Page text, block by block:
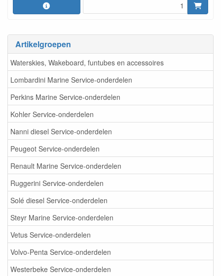
Artikelgroepen
Waterskies, Wakeboard, funtubes en accessoires
Lombardini Marine Service-onderdelen
Perkins Marine Service-onderdelen
Kohler Service-onderdelen
Nanni diesel Service-onderdelen
Peugeot Service-onderdelen
Renault Marine Service-onderdelen
Ruggerini Service-onderdelen
Solé diesel Service-onderdelen
Steyr Marine Service-onderdelen
Vetus Service-onderdelen
Volvo-Penta Service-onderdelen
Westerbeke Service-onderdelen